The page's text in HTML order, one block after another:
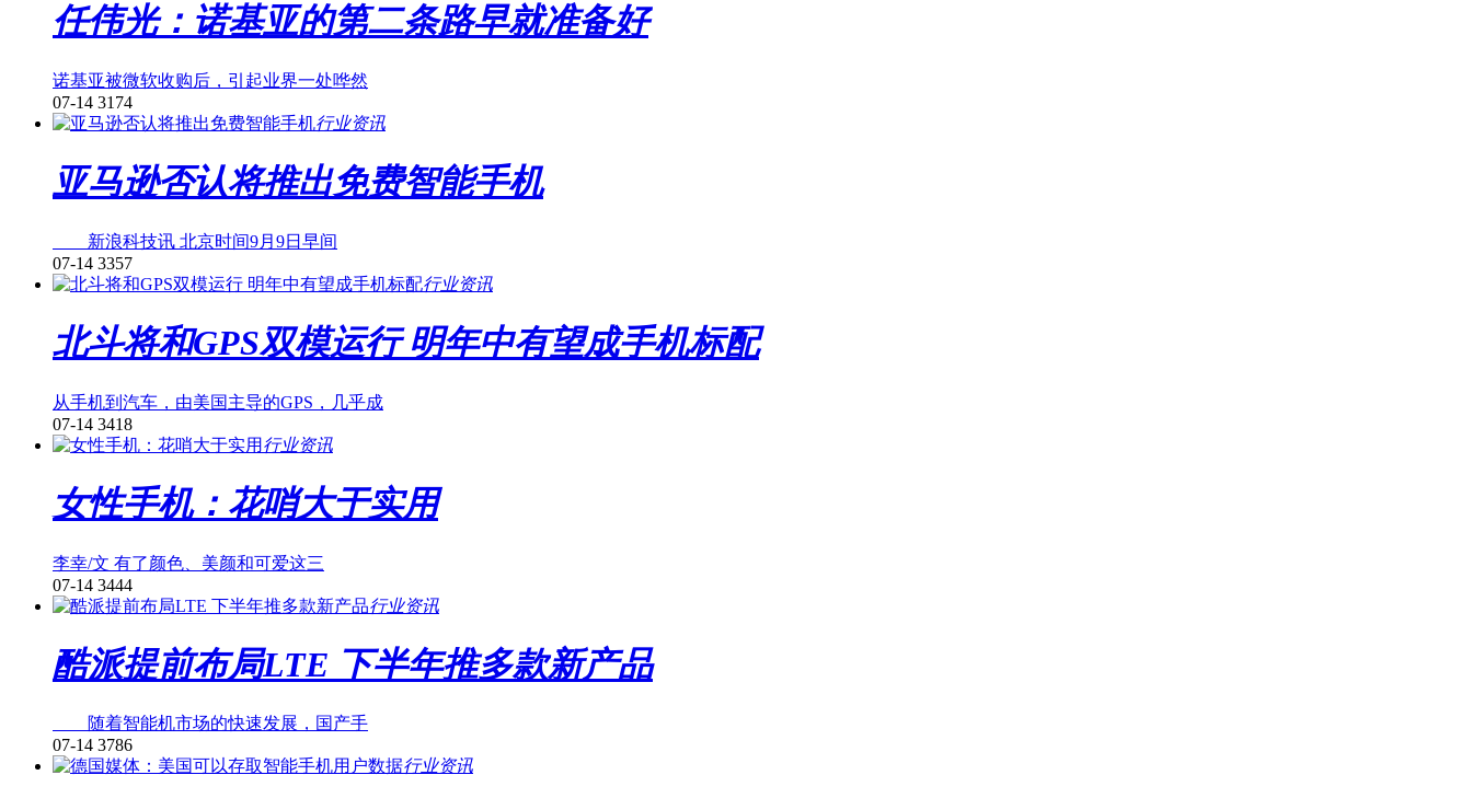
任伟光：诺基亚的第二条路早就准备好
诺基亚被微软收购后，引起业界一处哗然
07-14 3174
行业资讯
亚马逊否认将推出免费智能手机
新浪科技讯 北京时间9月9日早间
07-14 3357
行业资讯
北斗将和GPS双模运行 明年中有望成手机标配
从手机到汽车，由美国主导的GPS，几乎成
07-14 3418
行业资讯
女性手机：花哨大于实用
李幸/文 有了颜色、美颜和可爱这三
07-14 3444
行业资讯
酷派提前布局LTE 下半年推多款新产品
随着智能机市场的快速发展，国产手
07-14 3786
行业资讯